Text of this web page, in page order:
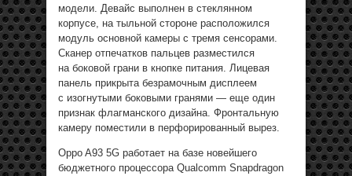
модели. Девайс выполнен в стеклянном
корпусе, на тыльной стороне расположился
модуль основной камеры с тремя сенсорами.
Сканер отпечатков пальцев разместился
на боковой грани в кнопке питания. Лицевая
панель прикрыта безрамочным дисплеем
с изогнутыми боковыми гранями — еще один
признак флагманского дизайна. Фронтальную
камеру поместили в перфорированный вырез.
Oppo A93 5G работает на базе новейшего
бюджетного процессора Qualcomm Snapdragon